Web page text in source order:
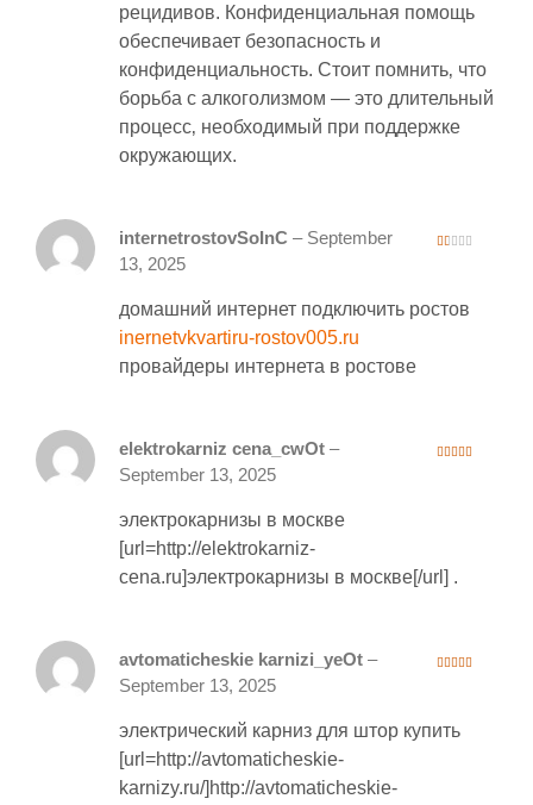
рецидивов. Конфиденциальная помощь
обеспечивает безопасность и
конфиденциальность. Стоит помнить‚ что
борьба с алкоголизмом — это длительный
процесс‚ необходимый при поддержке
окружающих.
5
internetrostovSoInC – September
13, 2025
домашний интернет подключить ростов
inernetvkvartiru-rostov005.ru
провайдеры интернета в ростове
elektrokarniz cena_cwOt –
September 13, 2025
электрокарнизы в москве
[url=http://elektrokarniz-
cena.ru]электрокарнизы в москве[/url] .
avtomaticheskie karnizi_yeOt –
September 13, 2025
электрический карниз для штор купить
[url=http://avtomaticheskie-
karnizy.ru/]http://avtomaticheskie-